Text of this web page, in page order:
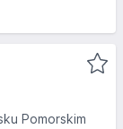
Pomorskim